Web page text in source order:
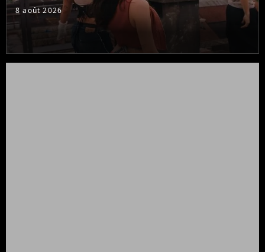
8 août 2026